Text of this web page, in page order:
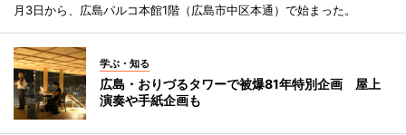
月3日から、広島パルコ本館1階（広島市中区本通）で始まった。
学ぶ・知る
広島・おりづるタワーで被爆81年特別企画 屋上
演奏や手紙企画も